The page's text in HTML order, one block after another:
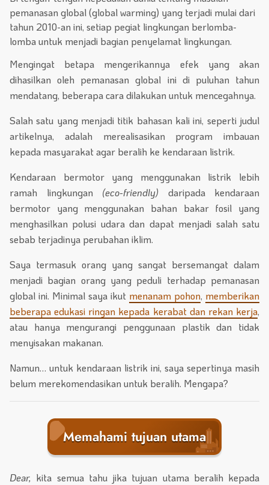
pemanasan global (global warming) yang terjadi mulai dari
tahun 2010-an ini, setiap pegiat lingkungan berlomba-
lomba untuk menjadi bagian penyelamat lingkungan.
Mengingat betapa mengerikannya efek yang akan
dihasilkan oleh pemanasan global ini di puluhan tahun
mendatang, beberapa cara dilakukan untuk mencegahnya.
Salah satu yang menjadi titik bahasan kali ini, seperti judul
artikelnya, adalah merealisasikan program imbauan
kepada masyarakat agar beralih ke kendaraan listrik.
Kendaraan bermotor yang menggunakan listrik lebih
ramah lingkungan (eco-friendly) daripada kendaraan
bermotor yang menggunakan bahan bakar fosil yang
menghasilkan polusi udara dan dapat menjadi salah satu
sebab terjadinya perubahan iklim.
Saya termasuk orang yang sangat bersemangat dalam
menjadi bagian orang yang peduli terhadap pemanasan
global ini. Minimal saya ikut menanam pohon, memberikan
beberapa edukasi ringan kepada kerabat dan rekan kerja,
atau hanya mengurangi penggunaan plastik dan tidak
menyisakan makanan.
Namun… untuk kendaraan listrik ini, saya sepertinya masih
belum merekomendasikan untuk beralih. Mengapa?
Memahami tujuan utama
Dear, kita semua tahu jika tujuan utama beralih kepada